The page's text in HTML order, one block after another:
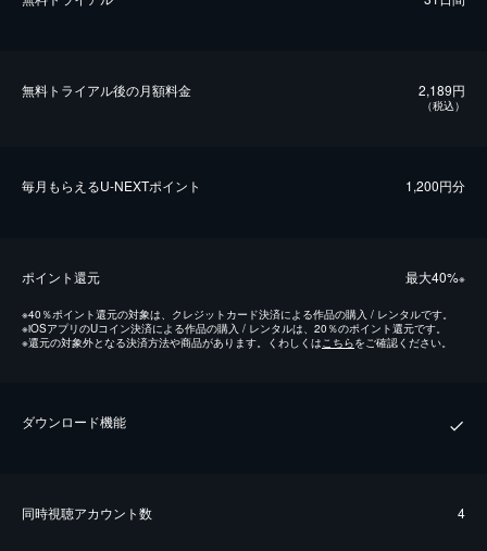
無料トライアル後の⽉額料金 2,189円
（税込）
毎⽉もらえるU-NEXTポイント 1,200円分
ポイント還元 最⼤40%※
※40％ポイント還元の対象は、クレジットカード決済による作品の購入 / レンタルです。
※iOSアプリのUコイン決済による作品の購入 / レンタルは、20％のポイント還元です。
※還元の対象外となる決済方法や商品があります。くわしくはこちらをご確認ください。
ダウンロード機能
同時視聴アカウント数 4